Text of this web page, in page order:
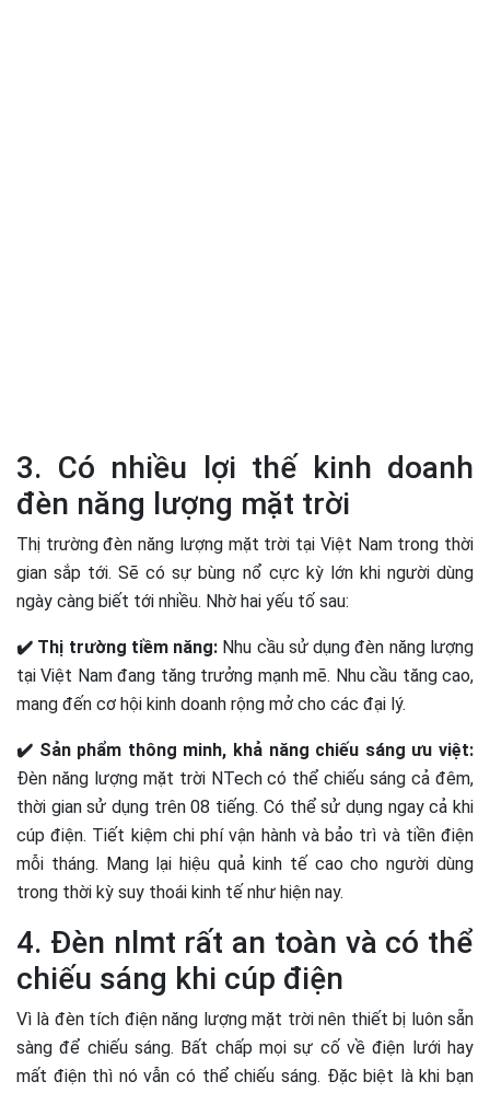
3. Có nhiều lợi thế kinh doanh
đèn năng lượng mặt trời
Thị trường đèn năng lượng mặt trời tại Việt Nam trong thời
gian sắp tới. Sẽ có sự bùng nổ cực kỳ lớn khi người dùng
ngày càng biết tới nhiều. Nhờ hai yếu tố sau:
✔️ Thị trường tiềm năng: Nhu cầu sử dụng đèn năng lượng
tại Việt Nam đang tăng trưởng mạnh mẽ. Nhu cầu tăng cao,
mang đến cơ hội kinh doanh rộng mở cho các đại lý.
✔️ Sản phẩm thông minh, khả năng chiếu sáng ưu việt:
Đèn năng lượng mặt trời NTech có thể chiếu sáng cả đêm,
thời gian sử dụng trên 08 tiếng. Có thể sử dụng ngay cả khi
cúp điện. Tiết kiệm chi phí vận hành và bảo trì và tiền điện
mỗi tháng. Mang lại hiệu quả kinh tế cao cho người dùng
trong thời kỳ suy thoái kinh tế như hiện nay.
4. Đèn nlmt rất an toàn và có thể
chiếu sáng khi cúp điện
Vì là đèn tích điện năng lượng mặt trời nên thiết bị luôn sẵn
sàng để chiếu sáng. Bất chấp mọi sự cố về điện lưới hay
mất điện thì nó vẫn có thể chiếu sáng. Đặc biệt là khi bạn